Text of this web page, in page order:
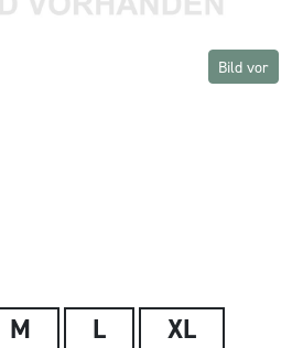
Bild vor
M L
XL